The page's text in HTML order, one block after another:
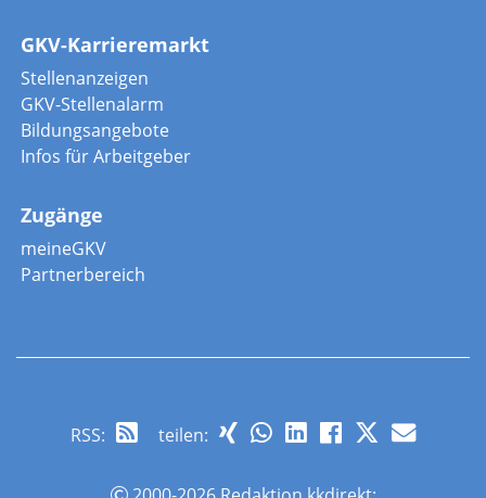
GKV-Karrieremarkt
Stellenanzeigen
GKV-Stellenalarm
Bildungsangebote
Infos für Arbeitgeber
Zugänge
meineGKV
Partnerbereich
RSS: teilen: